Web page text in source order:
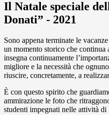
Il Natale speciale
Donati” - 2021
Sono appena terminate le
un momento storico che continua
insegna continuamente
migliore e la necessità che
riuscire, concretamente, a
È con questo spirito che
ammirazione le foto che
studenti impegnati nelle attività di